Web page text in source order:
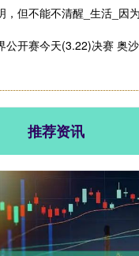
，但不能不清醒_生活_因
公开赛今天(3.22)决赛 奥
推荐资讯